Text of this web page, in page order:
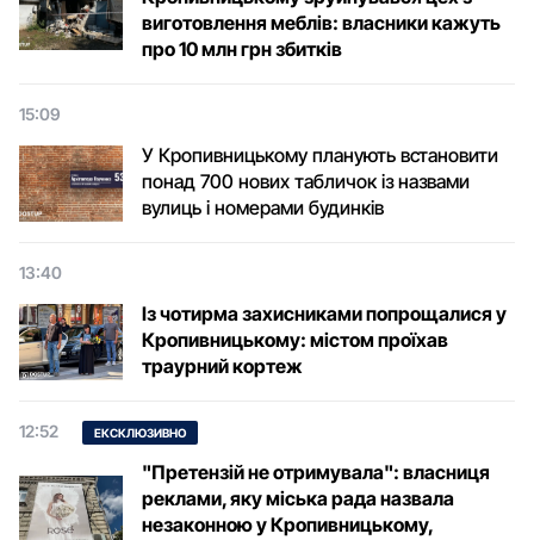
виготовлення меблів: власники кажуть
про 10 млн грн збитків
15:09
У Кропивницькому планують встановити
понад 700 нових табличок із назвами
вулиць і номерами будинків
13:40
Із чотирма захисниками попрощалися у
Кропивницькому: містом проїхав
траурний кортеж
12:52 ЕКСКЛЮЗИВНО
"Претензій не отримувала": власниця
реклами, яку міська рада назвала
незаконною у Кропивницькому,